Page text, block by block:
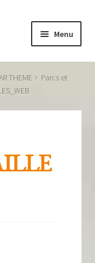
Menu
THEME
Parcs et